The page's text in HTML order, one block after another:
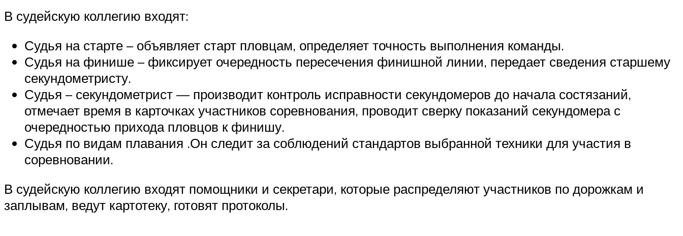
В судейскую коллегию входят:
Судья на старте – объявляет старт пловцам, определяет точность выполнения команды.
Судья на финише – фиксирует очередность пересечения финишной линии, передает сведения старшему
секундометристу.
Судья – секундометрист — производит контроль исправности секундомеров до начала состязаний,
отмечает время в карточках участников соревнования, проводит сверку показаний секундомера с
очередностью прихода пловцов к финишу.
Судья по видам плавания .Он следит за соблюдений стандартов выбранной техники для участия в
соревновании.
В судейскую коллегию входят помощники и секретари, которые распределяют участников по дорожкам и
заплывам, ведут картотеку, готовят протоколы.